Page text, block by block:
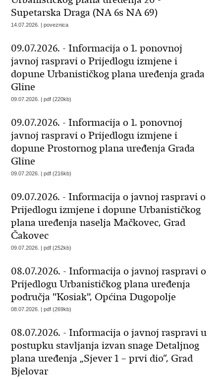
Supetarska Draga (NA 6s NA 69)
14.07.2026. | poveznica
09.07.2026. - Informacija o 1. ponovnoj
javnoj raspravi o Prijedlogu izmjene i
dopune Urbanističkog plana uređenja grada
Gline
09.07.2026. | pdf (220kb)
09.07.2026. - Informacija o 1. ponovnoj
javnoj raspravi o Prijedlogu izmjene i
dopune Prostornog plana uređenja Grada
Gline
09.07.2026. | pdf (216kb)
09.07.2026. - Informacija o javnoj raspravi o
Prijedlogu izmjene i dopune Urbanističkog
plana uređenja naselja Mačkovec, Grad
Čakovec
09.07.2026. | pdf (252kb)
08.07.2026. - Informacija o javnoj raspravi o
Prijedlogu Urbanističkog plana uređenja
područja ''Kosiak'', Općina Dugopolje
08.07.2026. | pdf (269kb)
08.07.2026. - Informacija o javnoj raspravi u
postupku stavljanja izvan snage Detaljnog
plana uređenja „Sjever 1 – prvi dio“, Grad
Bjelovar